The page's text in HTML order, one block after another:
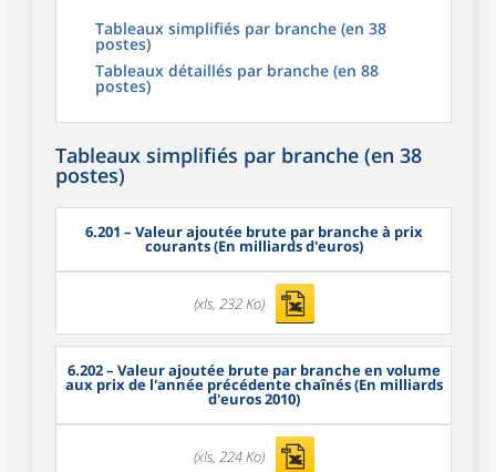
Tableaux simplifiés par branche (en 38
postes)
Tableaux détaillés par branche (en 88
postes)
Tableaux simplifiés par branche (en 38
postes)
6.201 – Valeur ajoutée brute par branche à prix
courants (En milliards d'euros)
(xls, 232 Ko)
6.202– Valeur ajoutée brute par branche en volume
aux prix de l'année précédente chaînés (En milliards
d'euros 2010)
(xls, 224 Ko)